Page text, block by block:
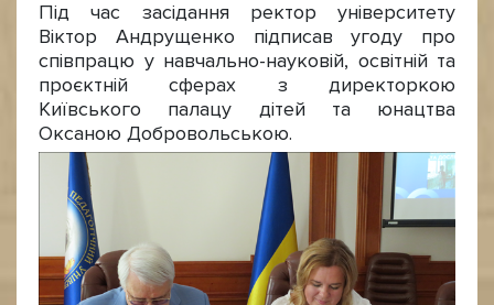
Під час засідання ректор університету
Віктор Андрущенко підписав угоду про
співпрацю у навчально-науковій, освітній та
проєктній сферах з директоркою
Київського палацу дітей та юнацтва
Оксаною Добровольською.